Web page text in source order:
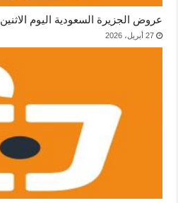
عروض الجزيرة السعودية اليوم الاثنين 27 ابريل 2026
27 أبريل، 2026